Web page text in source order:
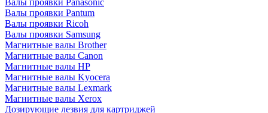
Валы проявки Panasonic
Валы проявки Pantum
Валы проявки Ricoh
Валы проявки Samsung
Магнитные валы Brother
Магнитные валы Canon
Магнитные валы HP
Магнитные валы Kyocera
Магнитные валы Lexmark
Магнитные валы Xerox
Дозирующие лезвия для картриджей